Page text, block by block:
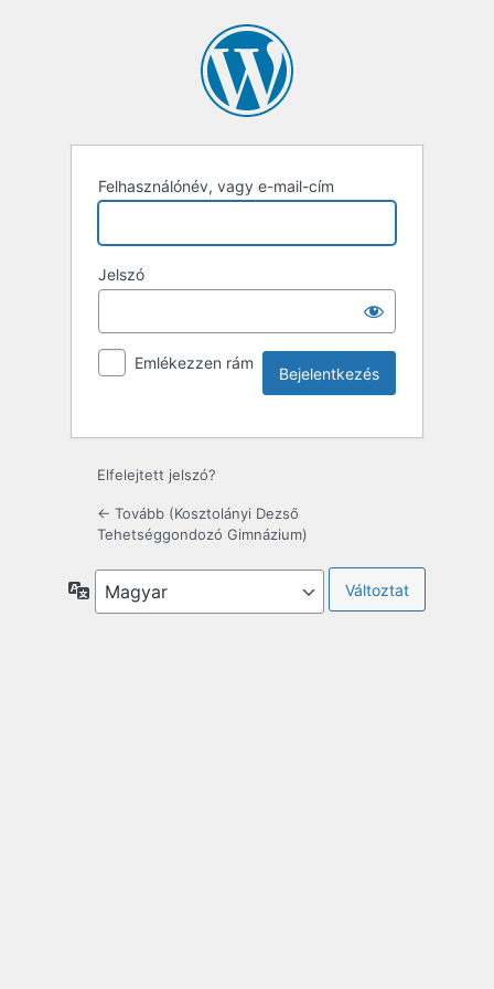
Felhasználónév, vagy e-mail-cím
Jelszó
Emlékezzen rám
Elfelejtett jelszó?
← Tovább (Kosztolányi Dezső
Tehetséggondozó Gimnázium)
Nyelv